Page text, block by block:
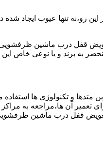
رو،نه تنها عیوب ایجاد
قفل درب ماشین
به برند و یا نوعی خاص
و تکنولوژی ها استفاده
تعمیر آن ها،مراجعه به
قفل درب ماشین